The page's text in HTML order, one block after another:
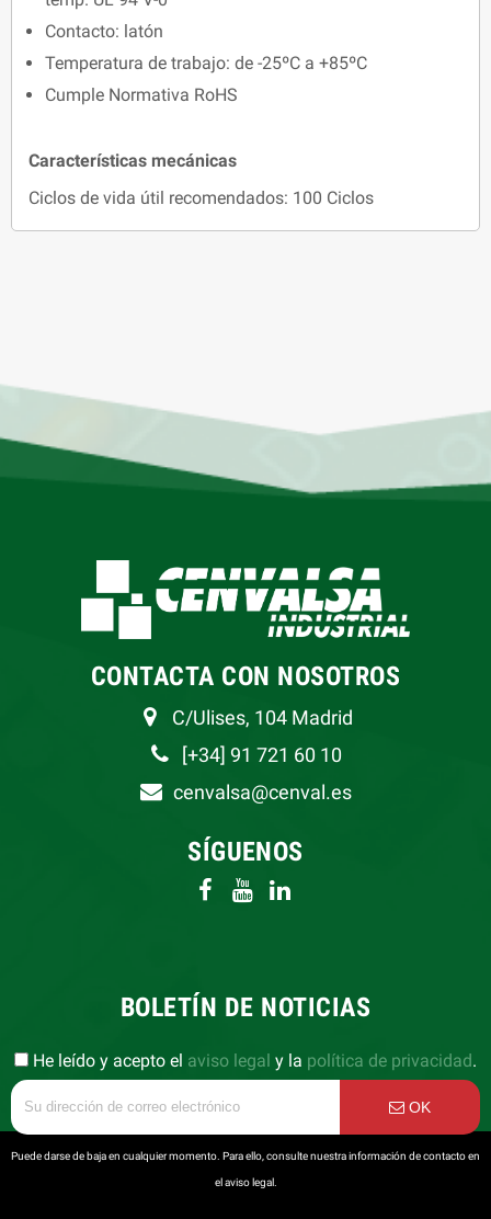
Contacto: latón
Temperatura de trabajo: de -25ºC a +85ºC
Cumple Normativa RoHS
Características mecánicas
Ciclos de vida útil recomendados: 100 Ciclos
CONTACTA CON NOSOTROS
C/Ulises, 104 Madrid
[+34] 91 721 60 10
cenvalsa@cenval.es
SÍGUENOS
BOLETÍN DE NOTICIAS
He leído y acepto el aviso legal y la política de privacidad.
OK
Puede darse de baja en cualquier momento. Para ello, consulte nuestra información de contacto en
el aviso legal.